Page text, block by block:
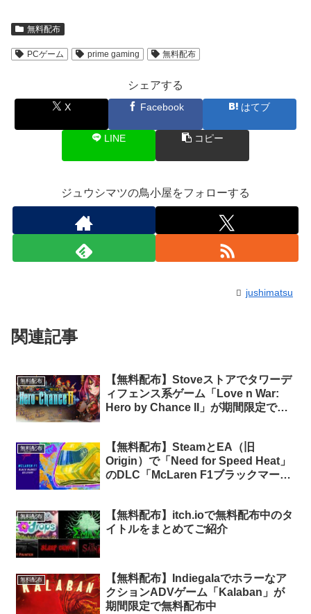
無料配布
PCゲーム prime gaming 無料配布
シェアする
X Facebook はてブ
LINE コピー
ジュウシマツの鳥小屋をフォローする
jushimatsu
関連記事
無料配布
【無料配布】Stoveストアでタワーデ
ィフェンス系ゲーム「Love n War:
Hero by Chance II」が期間限定で無
無料配布
【無料配布】SteamとEA（旧
Origin）で「Need for Speed Heat」
のDLC「McLaren F1ブラックマーケ
無料配布
【無料配布】itch.ioで無料配布中のタ
イトルをまとめてご紹介
無料配布
【無料配布】Indiegalaでホラーなア
クションADVゲーム「Kalaban」が
期間限定で無料配布中